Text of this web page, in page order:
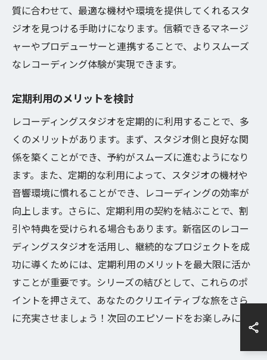
質に合わせて、最適な機材や環境を提供してくれるスタ
ジオを見つける手助けになります。信頼できるマネージ
ャーやプロデューサーと連携することで、よりスムーズ
なレコーディング体験が実現できます。
定期利用のメリットを検討
レコーディングスタジオを定期的に利用することで、多
くのメリットがあります。まず、スタジオ側と良好な関
係を築くことができ、予約がスムーズに進むようになり
ます。また、定期的な利用によって、スタジオの機材や
音響環境に慣れることができ、レコーディングの効率が
向上します。さらに、定期利用の契約を結ぶことで、割
引や特典を受けられる場合もあります。新宿区のレコー
ディングスタジオを活用し、継続的なプロジェクトを成
功に導くためには、定期利用のメリットを最大限に活か
すことが重要です。シリーズの結びとして、これらのポ
イントを押さえて、あなたのクリエイティブな旅をさら
に充実させましょう！次回のエピソードをお楽しみに。